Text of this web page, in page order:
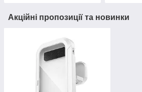
Акційні пропозиції та новинки